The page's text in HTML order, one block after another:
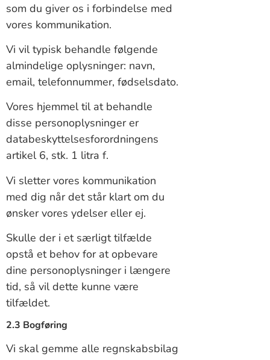
som du giver os i forbindelse med
vores kommunikation.
Vi vil typisk behandle følgende
almindelige oplysninger: navn,
email, telefonnummer, fødselsdato.
Vores hjemmel til at behandle
disse personoplysninger er
databeskyttelsesforordningens
artikel 6, stk. 1 litra f.
Vi sletter vores kommunikation
med dig når det står klart om du
ønsker vores ydelser eller ej.
Skulle der i et særligt tilfælde
opstå et behov for at opbevare
dine personoplysninger i længere
tid, så vil dette kunne være
tilfældet.
2.3 Bogføring
Vi skal gemme alle regnskabsbilag